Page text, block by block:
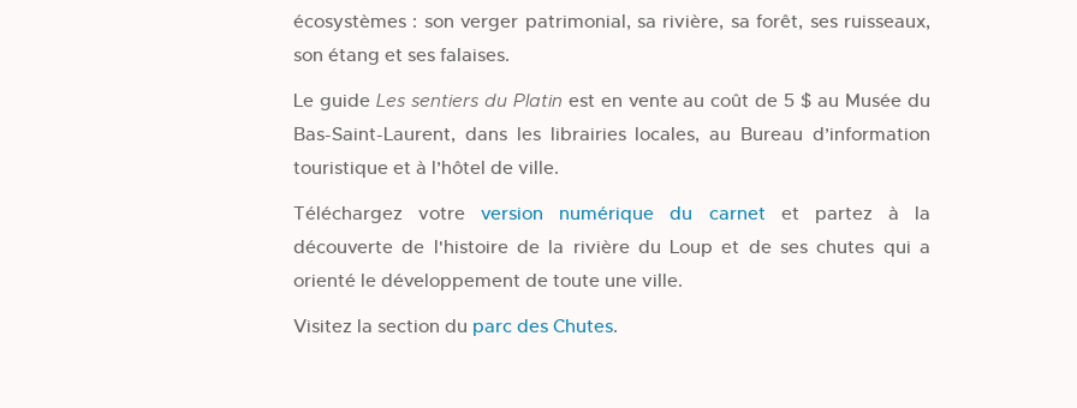
écosystèmes : son verger patrimonial, sa rivière, sa forêt, ses ruisseaux,
son étang et ses falaises.
Le guide Les sentiers du Platin est en vente au coût de 5 $ au Musée du
Bas-Saint-Laurent, dans les librairies locales, au Bureau d’information
touristique et à l’hôtel de ville.
Téléchargez votreversion numérique du carnet et partez à la
découverte de l'histoire de la rivière du Loup et de ses chutes qui a
orienté le développement de toute une ville.
Visitez la section du parc des Chutes.